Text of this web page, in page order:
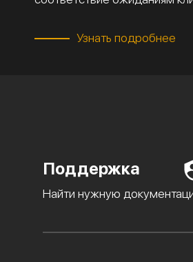
Узнать подробнее
Поддержка
Найти нужную